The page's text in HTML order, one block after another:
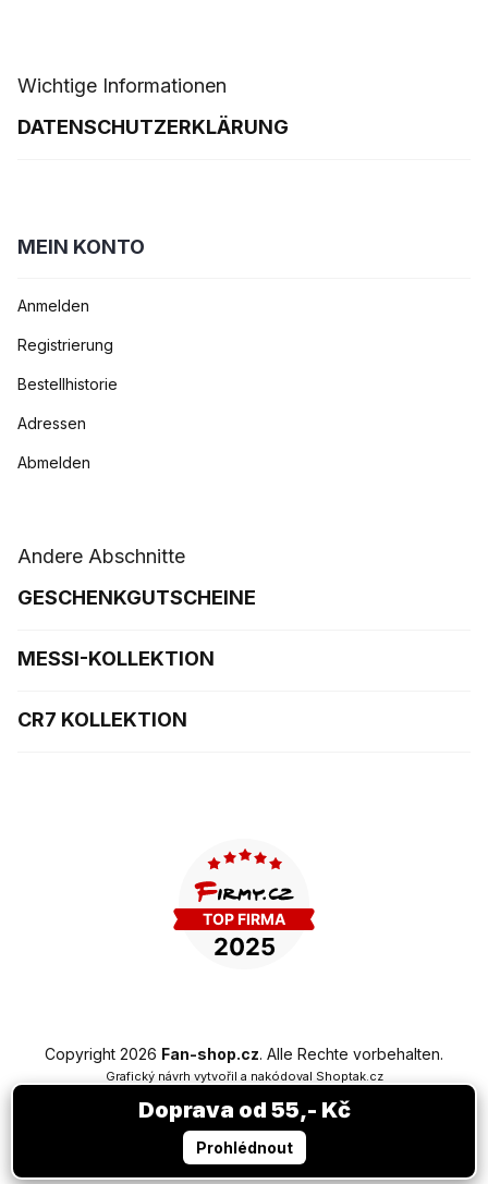
Wichtige Informationen
DATENSCHUTZERKLÄRUNG
MEIN KONTO
Anmelden
Registrierung
Bestellhistorie
Adressen
Abmelden
Andere Abschnitte
GESCHENKGUTSCHEINE
MESSI-KOLLEKTION
CR7 KOLLEKTION
Erstellt von Shoptet Premium
Copyright 2026 Fan-shop.cz. Alle Rechte vorbehalten.
Grafický návrh vytvořil a nakódoval Shoptak.cz
Doprava od 55,- Kč
Prohlédnout